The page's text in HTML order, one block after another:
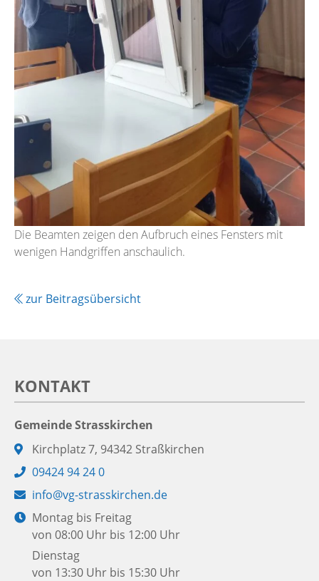
Die Beamten zeigen den Aufbruch eines Fensters mit
wenigen Handgriffen anschaulich.
zur Beitragsübersicht
KONTAKT
Gemeinde Strasskirchen
Adresse:
Kirchplatz 7, 94342 Straßkirchen
Telefon:
09424 94 24 0
E-
Mail:
info@vg-strasskirchen.de
Öffnungszeiten:
Montag bis Freitag
von 08:00 Uhr bis 12:00 Uhr
Dienstag
von 13:30 Uhr bis 15:30 Uhr